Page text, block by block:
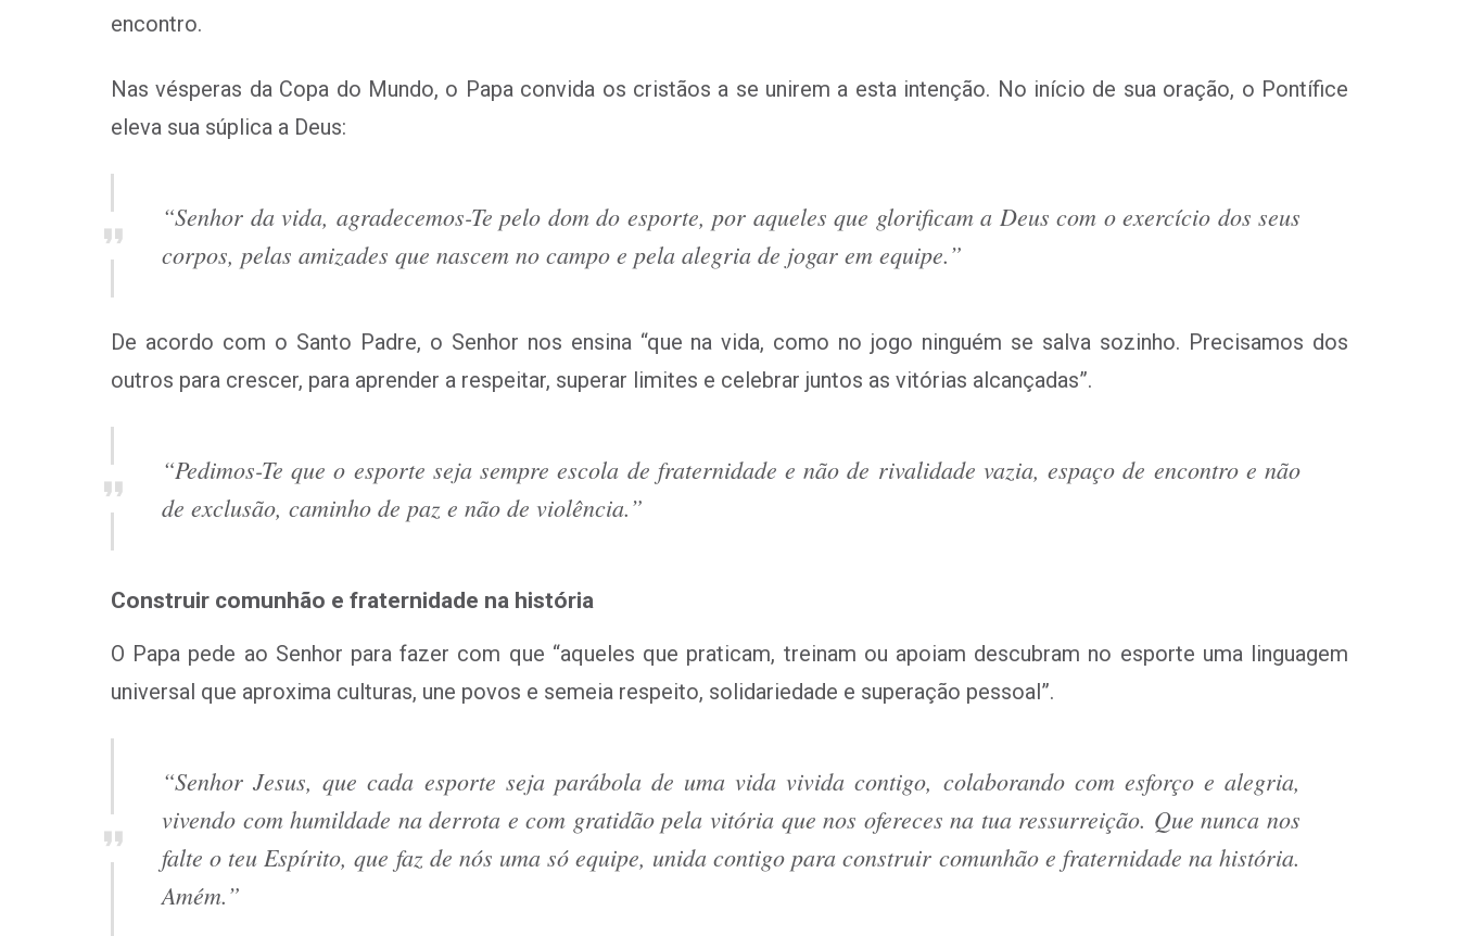
encontro.
Nas vésperas da Copa do Mundo, o Papa convida os cristãos a se unirem a esta intenção. No início de sua oração, o Pontífice
eleva sua súplica a Deus:
“Senhor da vida, agradecemos-Te pelo dom do esporte, por aqueles que glorificam a Deus com o exercício dos seus
corpos, pelas amizades que nascem no campo e pela alegria de jogar em equipe.”
De acordo com o Santo Padre, o Senhor nos ensina “que na vida, como no jogo ninguém se salva sozinho. Precisamos dos
outros para crescer, para aprender a respeitar, superar limites e celebrar juntos as vitórias alcançadas”.
“Pedimos-Te que o esporte seja sempre escola de fraternidade e não de rivalidade vazia, espaço de encontro e não
de exclusão, caminho de paz e não de violência.”
Construir comunhão e fraternidade na história
O Papa pede ao Senhor para fazer com que “aqueles que praticam, treinam ou apoiam descubram no esporte uma linguagem
universal que aproxima culturas, une povos e semeia respeito, solidariedade e superação pessoal”.
“Senhor Jesus, que cada esporte seja parábola de uma vida vivida contigo, colaborando com esforço e alegria,
vivendo com humildade na derrota e com gratidão pela vitória que nos ofereces na tua ressurreição. Que nunca nos
falte o teu Espírito, que faz de nós uma só equipe, unida contigo para construir comunhão e fraternidade na história.
Amém.”